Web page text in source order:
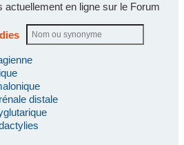
actuellement en ligne sur le Forum
distale